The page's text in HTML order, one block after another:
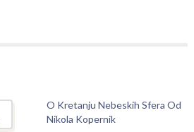
O Kretanju Nebeskih Sfera Od
Nikola Kopernik